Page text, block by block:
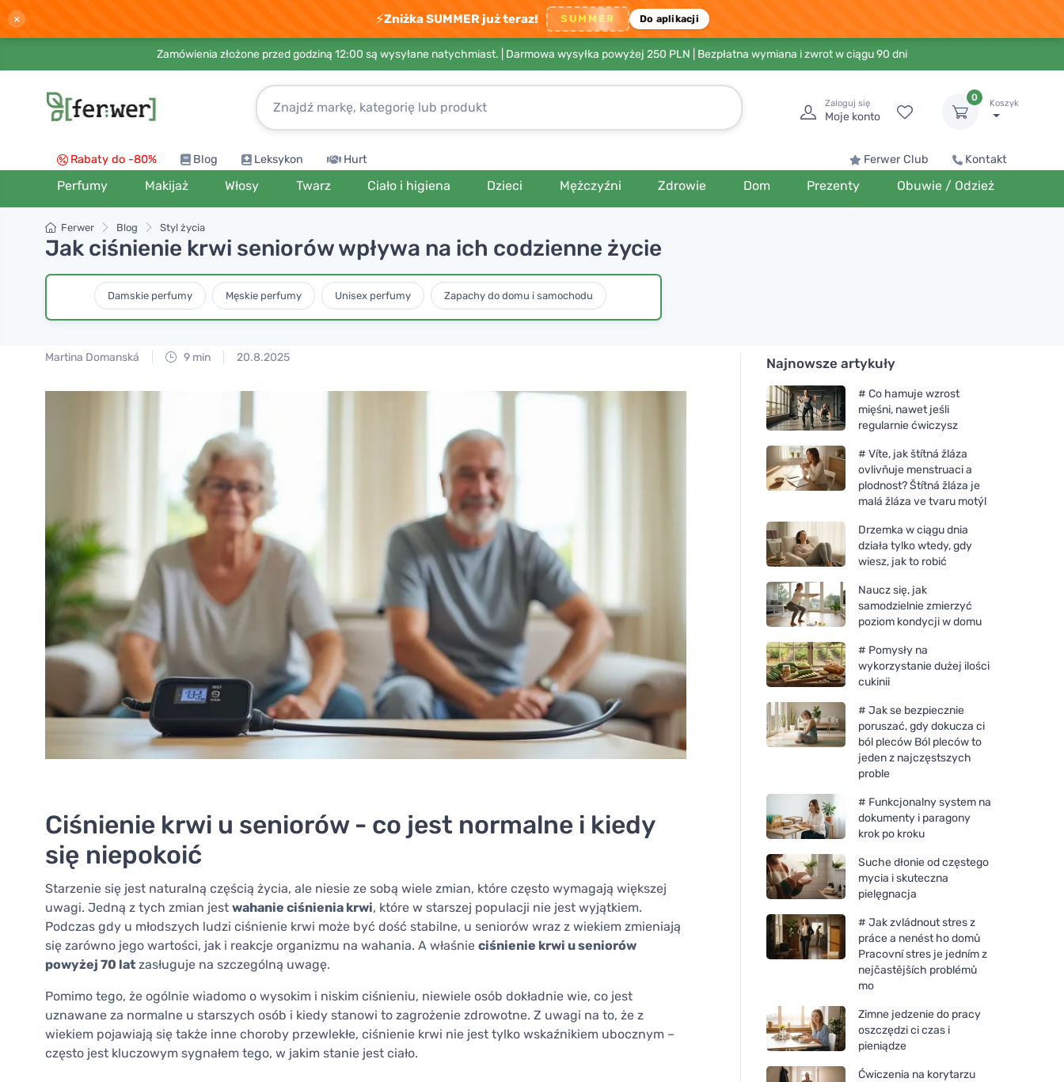
× ⚡Zniżka SUMMER już teraz! SUMMER Do aplikacji
Zamówienia złożone przed godziną 12:00 są wysyłane natychmiast. | Darmowa wysyłka powyżej 250 PLN | Bezpłatna wymiana i zwrot w ciągu 90 dni
Zaloguj się
Moje konto
0
Koszyk
Rabaty do -80% Blog Leksykon Hurt Ferwer Club Kontakt
Perfumy Makijaż Włosy Twarz Ciało i higiena Dzieci Mężczyźni Zdrowie Dom Prezenty Obuwie / Odzież
Ferwer Blog Styl życia
Jak ciśnienie krwi seniorów wpływa na ich codzienne życie
Damskie perfumy Męskie perfumy Unisex perfumy Zapachy do domu i samochodu
Martina Domanská 9 min 20.8.2025
Ciśnienie krwi u seniorów - co jest normalne i kiedy
się niepokoić
Starzenie się jest naturalną częścią życia, ale niesie ze sobą wiele zmian, które często wymagają większej
uwagi. Jedną z tych zmian jest wahanie ciśnienia krwi, które w starszej populacji nie jest wyjątkiem.
Podczas gdy u młodszych ludzi ciśnienie krwi może być dość stabilne, u seniorów wraz z wiekiem zmieniają
się zarówno jego wartości, jak i reakcje organizmu na wahania. A właśnie ciśnienie krwi u seniorów
powyżej 70 lat zasługuje na szczególną uwagę.
Pomimo tego, że ogólnie wiadomo o wysokim i niskim ciśnieniu, niewiele osób dokładnie wie, co jest
uznawane za normalne u starszych osób i kiedy stanowi to zagrożenie zdrowotne. Z uwagi na to, że z
wiekiem pojawiają się także inne choroby przewlekłe, ciśnienie krwi nie jest tylko wskaźnikiem ubocznym –
często jest kluczowym sygnałem tego, w jakim stanie jest ciało.
Najnowsze artykuły
# Co hamuje wzrost
mięśni, nawet jeśli
regularnie ćwiczysz
# Víte, jak štítná žláza
ovlivňuje menstruaci a
plodnost? Štítná žláza je
malá žláza ve tvaru motýl
Drzemka w ciągu dnia
działa tylko wtedy, gdy
wiesz, jak to robić
Naucz się, jak
samodzielnie zmierzyć
poziom kondycji w domu
# Pomysły na
wykorzystanie dużej ilości
cukinii
# Jak se bezpiecznie
poruszać, gdy dokucza ci
ból pleców Ból pleców to
jeden z najczęstszych
proble
# Funkcjonalny system na
dokumenty i paragony
krok po kroku
Suche dłonie od częstego
mycia i skuteczna
pielęgnacja
# Jak zvládnout stres z
práce a nenést ho domů
Pracovní stres je jedním z
nejčastějších problémů
mo
Zimne jedzenie do pracy
oszczędzi ci czas i
pieniądze
Ćwiczenia na korytarzu